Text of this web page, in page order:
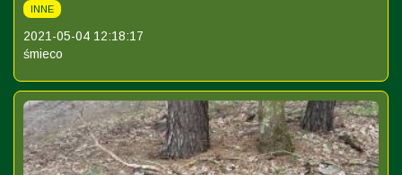
INNE
2021-05-04 12:18:17
śmieco